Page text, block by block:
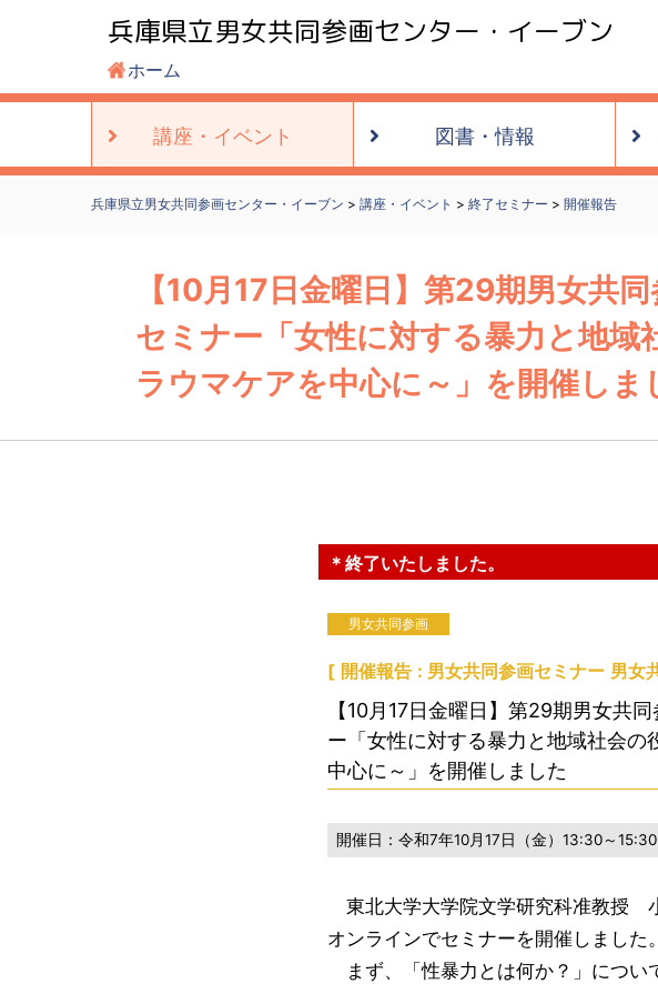
兵庫県立男女共同参画センター・イーブン
ホーム
講座・ イベント 図書・情報
兵庫県立男女共同参画センター・イーブン > 講座・イベント > 終了セミナー > 開催報告
【10月17日金曜日】第29期男女共
セミナー「女性に対する暴力と地域
ラウマケアを中心に～」を開催しま
＊終了いたしました。
男女共同参画
[ 開催報告 男女共同参画セミナー 男女
【10月17日金曜日】第29期男女共
ー「女性に対する暴力と地域社会の
中心に～」を開催しました
開催日：令和7年10月17日（金）13:30～15:30
東北大学大学院文学研究科准教授
オンラインでセミナーを開催しました。
まず、「性暴力とは何か？」につい